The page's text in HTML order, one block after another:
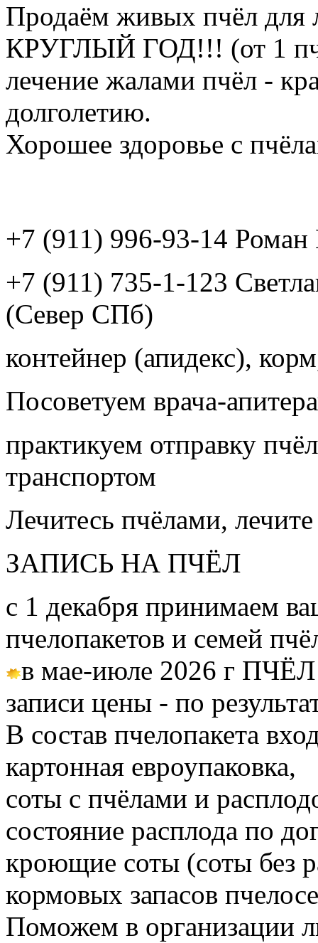
Продаём живых пчёл для
КРУГЛЫЙ ГОД!!! (от 1
лечение жалами пчёл -
долголетию.
Хорошее здоровье с
+7 (911) 996-93-14
+7 (911) 735-1-123
(Север СПб)
контейнер (апидекс),
Посоветуем врача-
практикуем отправку
транспортом
Лечитесь пчёлами,
ЗАПИСЬ НА ПЧЁЛ
с 1 декабря принимаем
пчелопакетов и семей
в мае-июле 2026 г
записи цены - по
В состав пчелопакета
картонная евроупаковка,
соты с пчёлами и
состояние расплода по
кроющие соты (соты без
кормовых запасов
Поможем в организации